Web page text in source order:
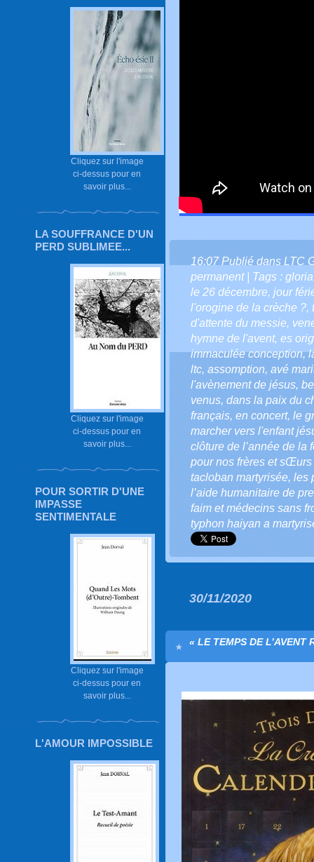
Cliquez sur l'image
ci-dessus pour en
savoir plus...
LA SOUFFRANCE D'UN
PERD SUBLIMEE...
Cliquez sur l'image
ci-dessus pour en
savoir plus...
POUR SORTIR D'UNE
IMPASSE
SENTIMENTALE
Cliquez sur l'image
ci-dessus pour en
savoir plus...
L'AMOUR IMPOSSIBLE
16:07 Publié dans LTC
permanent| Tags :
le 26 décembre, jour
l'orogine de la crèche ?,
d'attente du messie,
hymne de l'avent, es
immaculée conception,
ltc, assomption, avé
l'avènement de jésus,
venus, dans la paix du
français, en concert, le
marcher vers l'enfant
clôture de l’année de la
pour nos frères et
tacloban martyrisée, les
l’aide humanitaire de
faim et médecins sans
typhon haiyan a
30/11/2020
« LE TEMPS DE L’AVENT